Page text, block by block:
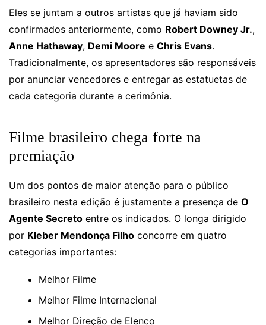
Eles se juntam a outros artistas que já haviam sido
confirmados anteriormente, como Robert Downey Jr.,
Anne Hathaway, Demi Moore e Chris Evans.
Tradicionalmente, os apresentadores são responsáveis
por anunciar vencedores e entregar as estatuetas de
cada categoria durante a cerimônia.
Filme brasileiro chega forte na
premiação
Um dos pontos de maior atenção para o público
brasileiro nesta edição é justamente a presença de O
Agente Secreto entre os indicados. O longa dirigido
por Kleber Mendonça Filho concorre em quatro
categorias importantes:
Melhor Filme
Melhor Filme Internacional
Melhor Direção de Elenco